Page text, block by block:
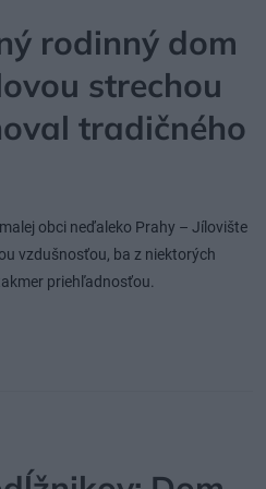
rodinný dom
strechou
tradičného
obci neďaleko Prahy – Jílovište
vzdušnosťou, ba z niektorých
priehľadnosťou.